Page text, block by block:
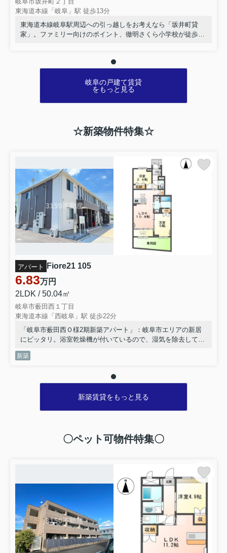
【本件に関するお問い合わせ】
//www.ielove-group.jp/inquirypolicy/
GW休暇のご案内
平素は格別のお引き立てを賜り厚くお礼申し上げます。
誠に勝手ながら、以下の期間を休業とさせていただきま
す。
2026年5月2日～2026年5月6日
※休業期間中にお問い合わせいただきました件に関して
お急ぎの方は、090-6089-6902までご連絡下さい。
ご迷惑お掛け致しますが、何卒ご了承くださいますよう
敬具
2025.12.25
年末年始のご案内
誠に勝手ながら、以下の期間を休業とさせていただきま
2025年12月28日～2026年1月4日
※休業期間中にお問い合わせいただきました件に関して
は、2026年1月5日より順次ご対応させていただきます。
ご迷惑お掛け致しますが、何卒ご了承くださいますよう
敬具
2025.11.15
臨時休業のお知らせ
東海道本線「岐阜」駅 徒歩13分
東海道本線岐阜駅周辺への引っ越しをお考えなら「坂井町貸
家」。ファミリー向けのポイント、徹明さくら小学校が徒歩7
環境はより良いものにしていきましょう。まずはこちらからご
岐阜の戸建て賃貸
をもっと見る
☆新築物件特集☆
アパート Fiore21 105
6.83万円
2LDK / 50.04㎡
岐阜市薮田西１丁目
東海道本線「西岐阜」駅 徒歩22分
「岐阜市薮田西Ｏ様2期新築アパート」：岐阜市エリアの新居
にピッタリ。浴室乾燥機が付いているので、湿気を除去してカ
キュリティに配慮した物件です。駐輪場が利用可能な物件で
ているなら、お問い合わせやご連絡をお待ちしております。知
新築
新築賃貸をもっと見る
〇ペット可物件特集〇